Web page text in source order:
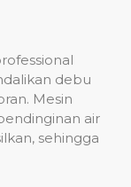
debu
Mesin
air
sehingga